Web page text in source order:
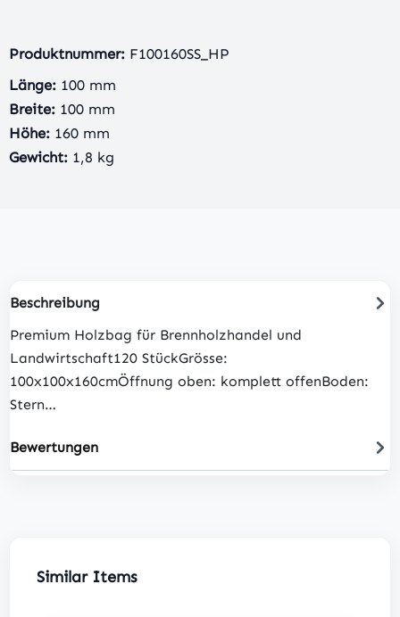
Produktnummer: F100160SS_HP
Länge: 100 mm
Breite: 100 mm
Höhe: 160 mm
Gewicht: 1,8 kg
Beschreibung
Premium Holzbag für Brennholzhandel und
Landwirtschaft120 StückGrösse:
100x100x160cmÖffnung oben: komplett offenBoden:
Stern…
Bewertungen
Produktgalerie überspringen
Similar Items